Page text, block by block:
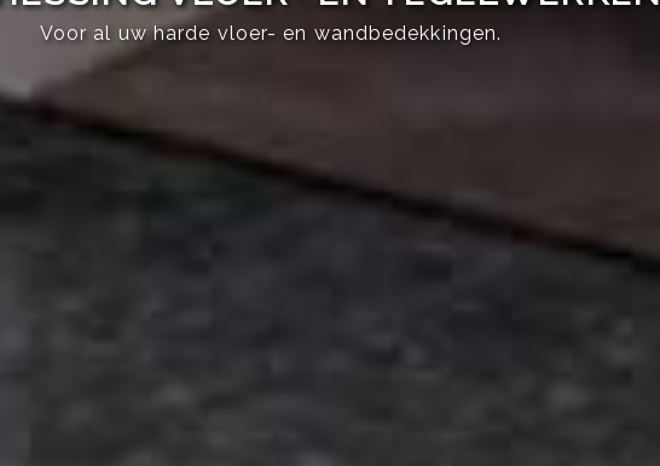
Voor al uw harde vloer- en wandbedekkingen.